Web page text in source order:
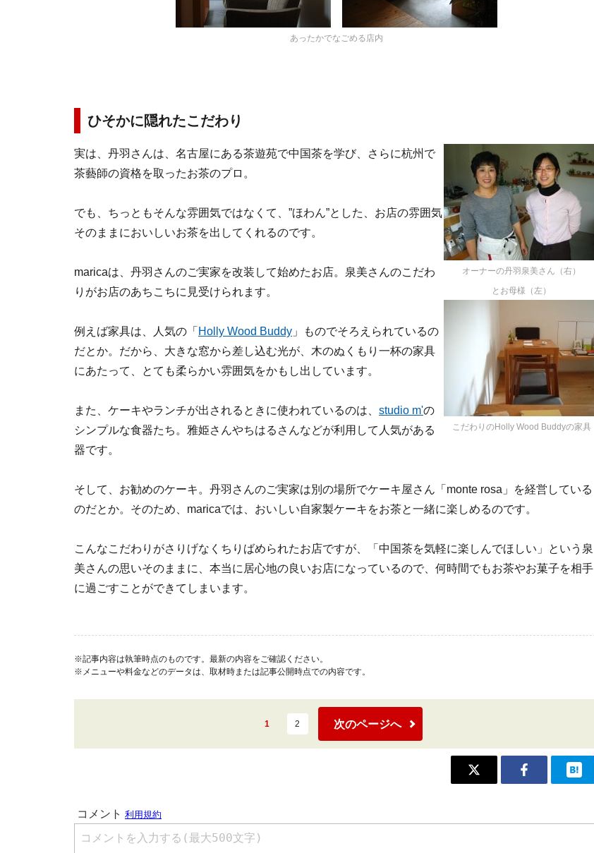
あったかでなごめる店内
ひそかに隠れたこだわり
オーナーの丹羽泉美さん（右）
とお母様（左）
こだわりのHolly Wood Buddyの家具
実は、丹羽さんは、名古屋にある茶遊苑で中国茶を学び、さらに杭州で
茶藝師の資格を取ったお茶のプロ。
でも、ちっともそんな雰囲気ではなくて、”ほわん”とした、お店の雰囲気
そのままにおいしいお茶を出してくれるのです。
maricaは、丹羽さんのご実家を改装して始めたお店。泉美さんのこだわ
りがお店のあちこちに見受けられます。
例えば家具は、人気の「 Holly Wood Buddy 」ものでそろえられているの
だとか。だから、大きな窓から差し込む光が、木のぬくもり一杯の家具
にあたって、とても柔らかい雰囲気をかもし出しています。
また、ケーキやランチが出されるときに使われているのは、 studio m'の
シンプルな食器たち。雅姫さんやちはるさんなどが利用して人気がある
器です。
そして、お勧めのケーキ。丹羽さんのご実家は別の場所でケーキ屋さん「monte rosa」を経営している
のだとか。そのため、maricaでは、おいしい自家製ケーキをお茶と一緒に楽しめるのです。
こんなこだわりがさりげなくちりばめられたお店ですが、「中国茶を気軽に楽しんでほしい」という泉
美さんの思いそのままに、本当に居心地の良いお店になっているので、何時間でもお茶やお菓子を相手
に過ごすことができてしまいます。
※記事内容は執筆時点のものです。最新の内容をご確認ください。
※メニューや料金などのデータは、取材時または記事公開時点での内容です。
1 2 次のページへ